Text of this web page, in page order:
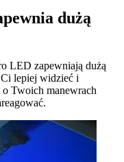
dużą
LED zapewniają dużą
lepiej widzieć i
Twoich manewrach